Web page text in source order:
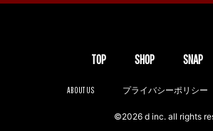
TOP SHOP SNAP
ABOUT US プライバシーポリシー
©2026 d inc. all rights